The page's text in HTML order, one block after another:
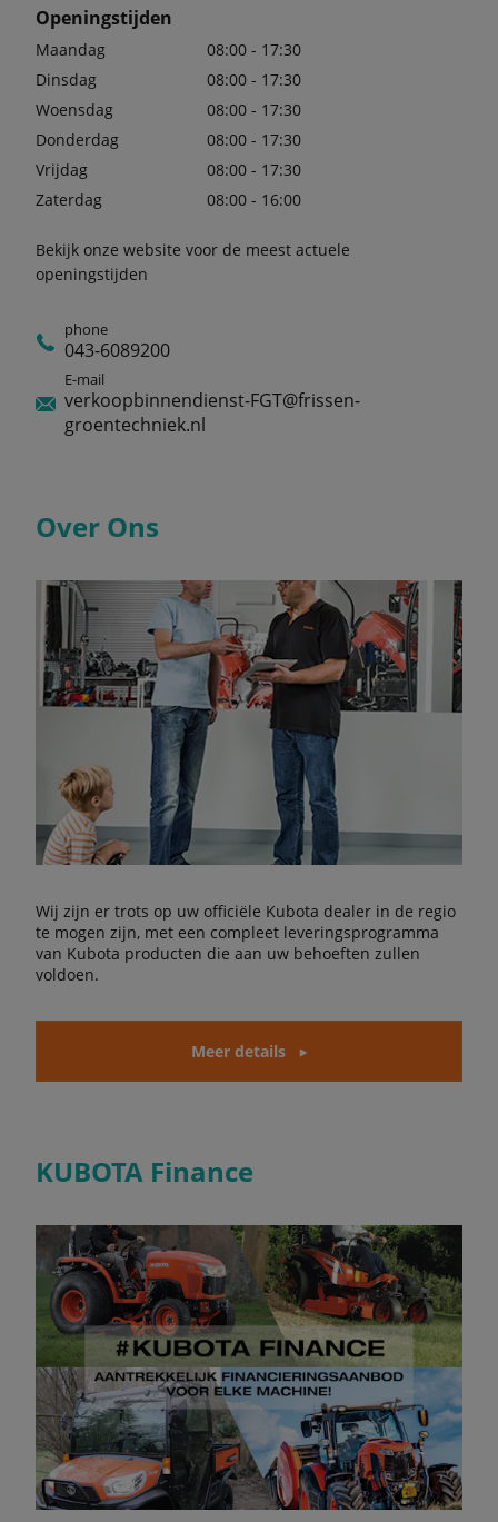
Openingstijden
Maandag
08:00 - 17:30
Dinsdag
08:00 - 17:30
Woensdag
08:00 - 17:30
Donderdag
08:00 - 17:30
Vrijdag
08:00 - 17:30
Zaterdag
08:00 - 16:00
Bekijk onze website voor de meest actuele
openingstijden
phone
043-6089200
E-mail
verkoopbinnendienst-FGT@frissen-
groentechniek.nl
Over Ons
Wij zijn er trots op uw officiële Kubota dealer in de regio
te mogen zijn, met een compleet leveringsprogramma
van Kubota producten die aan uw behoeften zullen
voldoen.
Meer details
KUBOTA Finance